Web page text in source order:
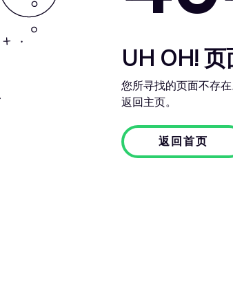
UH OH!
您所寻找的页面不存
返回主页。
返回首页